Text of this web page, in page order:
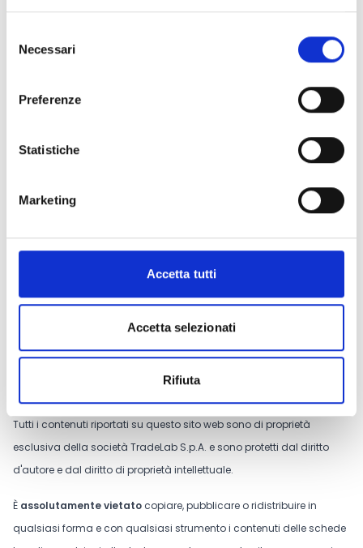
delNecessari
Preferenze
Statistiche
Marketing
Accetta tutti
Accetta selezionati
Rifiuta
Non aspettare fino all’ultimo momento per
sempre consigliabile inviare la domanda con
congestione del portale web dedicato).
seguenti recapiti:
Conosci Obiettivo Europa?
Prova gratis
Tutti i contenuti riportati su questo sito web sono di proprietà
esclusiva della società TradeLab S.p.A. e sono protetti dal diritto
d'autore e dal diritto di proprietà intellettuale.
È assolutamente vietato copiare, pubblicare o ridistribuire in
qualsiasi forma e con qualsiasi strumento i contenuti delle schede